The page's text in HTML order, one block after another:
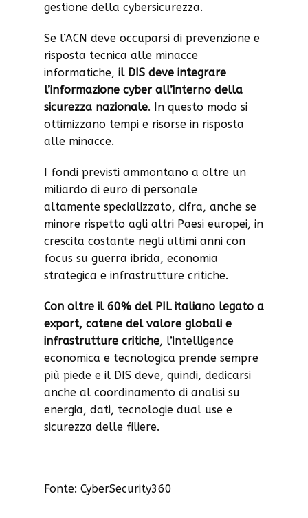
gestione della cybersicurezza.
Se l’ACN deve occuparsi di prevenzione e
risposta tecnica alle minacce
informatiche, il DIS deve integrare
l’informazione cyber all’interno della
sicurezza nazionale. In questo modo si
ottimizzano tempi e risorse in risposta
alle minacce.
I fondi previsti ammontano a oltre un
miliardo di euro di personale
altamente specializzato, cifra, anche se
minore rispetto agli altri Paesi europei, in
crescita costante negli ultimi anni con
focus su guerra ibrida, economia
strategica e infrastrutture critiche.
Con oltre il 60% del PIL italiano legato a
export, catene del valore globali e
infrastrutture critiche, l’intelligence
economica e tecnologica prende sempre
più piede e il DIS deve, quindi, dedicarsi
anche al coordinamento di analisi su
energia, dati, tecnologie dual use e
sicurezza delle filiere.
Fonte: CyberSecurity360